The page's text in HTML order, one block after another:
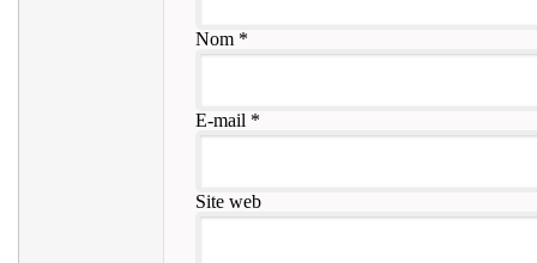
Nom*
E-mail *
Site web